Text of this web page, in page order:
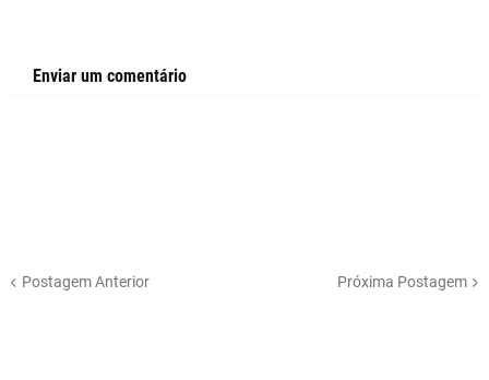
Enviar um comentário
Postagem Anterior Próxima Postagem